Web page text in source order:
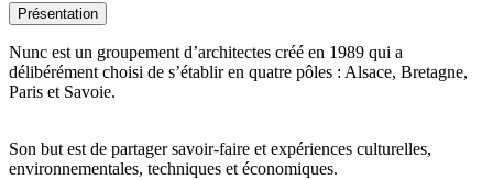
Présentation
Nunc est un groupement d’architectes créé en 1989 qui a
délibérément choisi de s’établir en quatre pôles : Alsace, Bretagne,
Paris et Savoie.
Son but est de partager savoir-faire et expériences culturelles,
environnementales, techniques et économiques.